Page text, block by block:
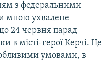
з федеральними
мною ухвалене
24 червня парад
в місті-герої Керчі. Це
умовами, в